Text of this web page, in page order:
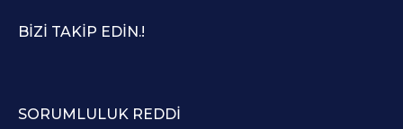
BIZI TAKIP EDIN.!
SORUMLULUK REDDI